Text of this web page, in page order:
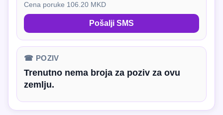
Cena poruke 106.20 MKD
Pošalji SMS
☎ POZIV
Trenutno nema broja za poziv za ovu
zemlju.